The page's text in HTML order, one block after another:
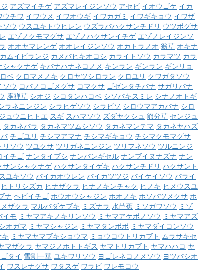
アズマイチゲ アズマレイジンソウ アセビ イオウゴケ イカ
ウチワ イワウメ イワオウギ イワカガミ イワギキョウ イワザ
ソウ ウスユキトウヒレン ウズラバハクサンチドリ ウツボグサ
エゾノクモマグサ エゾノハクサンイチゲ エゾノレイジンソ
オオヤマレンゲ オオレイジンソウ オカトラノオ 翁草 オキナ
カムイビランジ カメバヒキオコシ カライトソウ カラマツ カラ
シャクナゲ キバナハナネコノメ キンラン ギンラン ギンリョ
ベ クロマメノキ クロヤツシロラン クロユリ クワガタソウ
ソウ コバノコゴメグサ コマクサ ゴゼンタチバナ サガリバナ
座禅草 シオジ シコタンハコベ シソバキスミレ シナノオトギ
ラネニンジン シラヒゲソウ シラビソ シロウマアカバナ シロ
ジュウニヒトエ スギ スハマソウ ズダヤクシュ 節分草 センジュ
タカネバラ タカネマツムシソウ タカネマンテマ タカネヤハズ
チゴユリ チシマアマナ チシマギキョウ チシマクモマグサ
リソウ ツユクサ ツリガネニンジン ツリフネソウ ツルニンジ
イチゴ ナンタイブシ ナンバンギセル ナンブイヌナズナ ナン
サンシャクナゲ ハクサンタイゲキ ハクサンチドリ ハクサント
ユキソウ バイカオウレン バイカツツジ バイケイソウ バライ
ヒトリシズカ ヒナザクラ ヒナノキンチャク ヒノキ ヒメウスユ
ナ ヘビイチゴ ホウオウシャジン ホオノキ ホソバツメクサ ホ
ザクラ マルバダケブキ ミズナラ 水芭蕉 ミソガワソウ ミゾ
イモ ミヤマアキノキリンソウ ミヤマアケボノソウ ミヤマアズ
オガマ ミヤマシャジン ミヤマタンポポ ミヤマダイコンソウ
キ ミヤマヤマブキショウマ ミョウコウトリカブト ムラサキセ
マザクラ ヤマジノホトトギス ヤマトリカブト ヤマハハコ ヤ
タイ 雪割一華 ユキワリソウ ヨゴレネコノメソウ ヨツバシオ
ワスレナグサ ワタスゲ ワラビ ワレモコウ